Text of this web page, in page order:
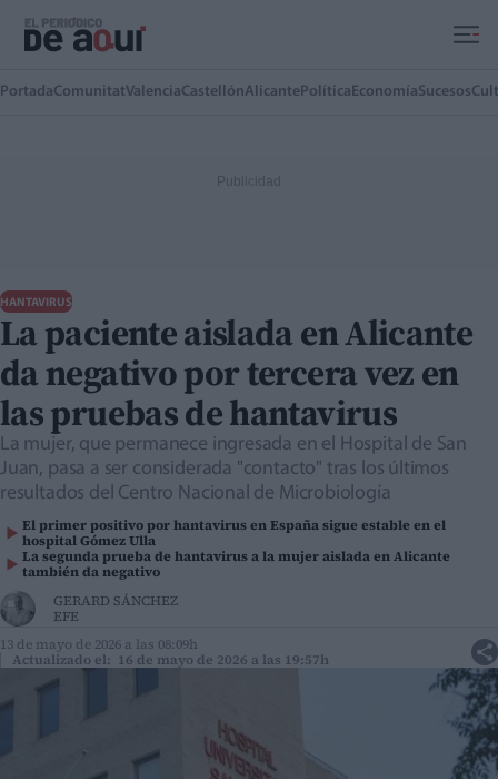
PortadaComunitatValenciaCastellónAlicante Política EconomíaSucesos
HANTAVIRUS
La paciente aislada en Alicante
da negativo por tercera vez en
las pruebas de hantavirus
La mujer, que permanece ingresada en el Hospital de San
Juan, pasa a ser considerada "contacto" tras los últimos
resultados del Centro Nacional de Microbiología
El primer positivo por hantavirus en España sigue estable en el
hospital Gómez Ulla
La segunda prueba de hantavirus a la mujer aislada en Alicante
también da negativo
GERARD SÁNCHEZ
EFE
13 de mayo de 2026 a las 08:09h
Actualizado el: 16 de mayo de 2026 a las 19:57h